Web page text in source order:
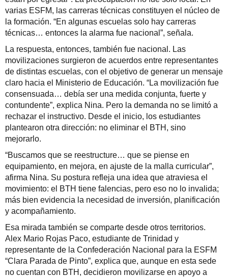
varias ESFM, las carreras técnicas constituyen el núcleo de
la formación. “En algunas escuelas solo hay carreras
técnicas… entonces la alarma fue nacional”, señala.
La respuesta, entonces, también fue nacional. Las
movilizaciones surgieron de acuerdos entre representantes
de distintas escuelas, con el objetivo de generar un mensaje
claro hacia el Ministerio de Educación. “La movilización fue
consensuada… debía ser una medida conjunta, fuerte y
contundente”, explica Nina. Pero la demanda no se limitó a
rechazar el instructivo. Desde el inicio, los estudiantes
plantearon otra dirección: no eliminar el BTH, sino
mejorarlo.
“Buscamos que se reestructure… que se piense en
equipamiento, en mejora, en ajuste de la malla curricular”,
afirma Nina. Su postura refleja una idea que atraviesa el
movimiento: el BTH tiene falencias, pero eso no lo invalida;
más bien evidencia la necesidad de inversión, planificación
y acompañamiento.
Esa mirada también se comparte desde otros territorios.
Alex Mario Rojas Paco, estudiante de Trinidad y
representante de la Confederación Nacional para la ESFM
“Clara Parada de Pinto”, explica que, aunque en esta sede
no cuentan con BTH, decidieron movilizarse en apoyo a